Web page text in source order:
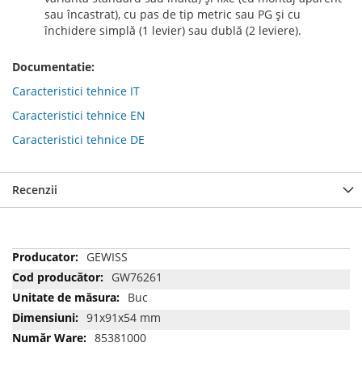
sau încastrat), cu pas de tip metric sau PG şi cu
închidere simplă (1 levier) sau dublă (2 leviere).
Documentatie:
Caracteristici tehnice IT
Caracteristici tehnice EN
Caracteristici tehnice DE
Recenzii
Mai
multe
informatii
GEWISS
GW76261
Buc
91x91x54 mm
85381000